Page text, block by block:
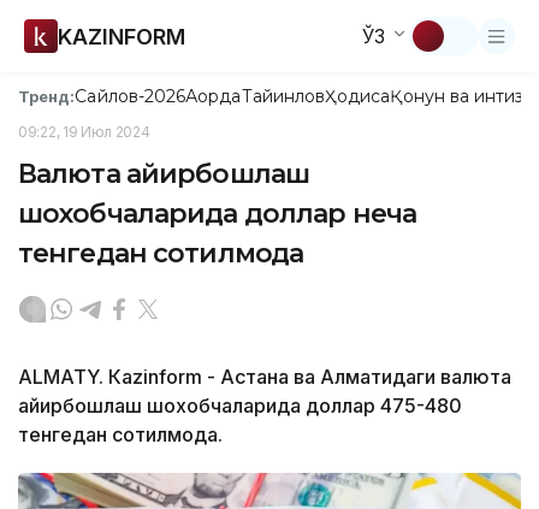
KAZINFORM ЎЗ
Тренд:Сайлов-2026АқордаТайинловҲодисаҚонун ва
09:22, 19 Июл 2024
Валюта айирбошлаш
шохобчаларида доллар неча
тенгедан сотилмоқда
ALMATY. Кazinform - Астана ва Алматидаги валюта
айирбошлаш шохобчаларида доллар 475-480
тенгедан сотилмоқда.